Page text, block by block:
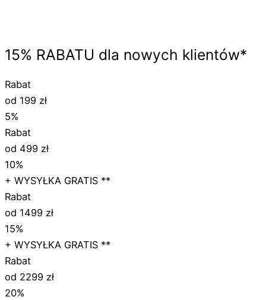
15% RABATU dla nowych klientów*
Rabat
od 199 zł
5%
Rabat
od 499 zł
10%
+ WYSYŁKA GRATIS **
Rabat
od 1499 zł
15%
+ WYSYŁKA GRATIS **
Rabat
od 2299 zł
20%